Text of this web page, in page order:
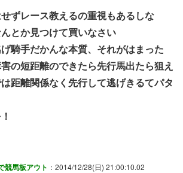
ずレース教えるの重視もあるしな
とか見つけて買いなさい
騎手だかんな本質、それがはまった
の短距離のできたら先行馬出たら狙え
距離関係なく先行して逃げきるてパタ
競馬板アウト ：2014/12/28(日) 21:00:10.02